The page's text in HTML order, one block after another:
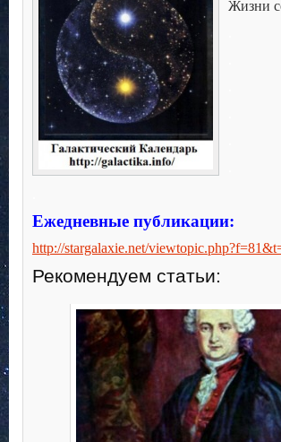
Жизни
Ежедневные публикации:
http://stargalaxie.net/
Рекомендуем статьи: